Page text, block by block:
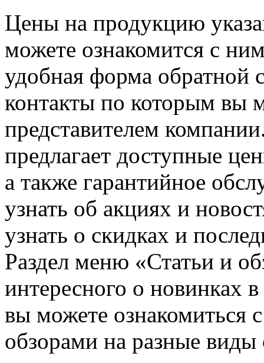
Цены на продукцию
можете ознакомится с
удобная форма обратной
контакты по которым вы
представителем
предлагает доступные
а также гарантийное
узнать об акциях и
узнать о скидках и
Раздел меню «Статьи и
интересного о новинках
вы можете ознакомиться
обзорами на разные виды